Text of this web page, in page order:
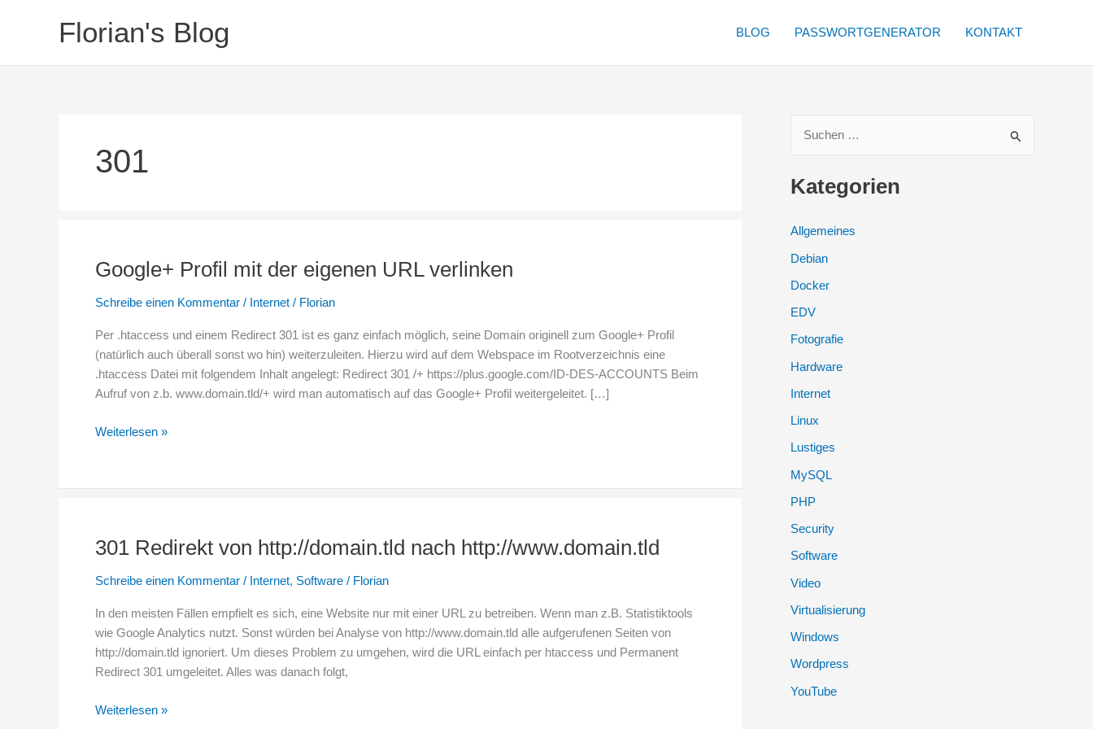
Florian's Blog BLOG PASSWORTGENERATOR KONTAKT
301
Google+ Profil mit der eigenen URL verlinken
Schreibe einen Kommentar / Internet / Florian
Per .htaccess und einem Redirect 301 ist es ganz einfach möglich, seine Domain originell zum Google+ Profil
(natürlich auch überall sonst wo hin) weiterzuleiten. Hierzu wird auf dem Webspace im Rootverzeichnis eine
.htaccess Datei mit folgendem Inhalt angelegt: Redirect 301 /+ https://plus.google.com/ID-DES-ACCOUNTS Beim
Aufruf von z.b. www.domain.tld/+ wird man automatisch auf das Google+ Profil weitergeleitet. […]
Google+
der
verlinken
Weiterlesen »
301 Redirekt von http://domain.tld nach http://www.domain.tld
Schreibe einen Kommentar / Internet, Software / Florian
In den meisten Fällen empfielt es sich, eine Website nur mit einer URL zu betreiben. Wenn man z.B. Statistiktools
wie Google Analytics nutzt. Sonst würden bei Analyse von http://www.domain.tld alle aufgerufenen Seiten von
http://domain.tld ignoriert. Um dieses Problem zu umgehen, wird die URL einfach per htaccess und Permanent
Redirect 301 umgeleitet. Alles was danach folgt,
301
Weiterlesen »
e
c
h
:
Kategorien
Allgemeines
Debian
Docker
EDV
Fotografie
Hardware
Internet
Linux
Lustiges
MySQL
PHP
Security
Software
Video
Virtualisierung
Windows
Wordpress
YouTube